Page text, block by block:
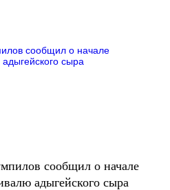
сообщил о начале
адыгейского сыра